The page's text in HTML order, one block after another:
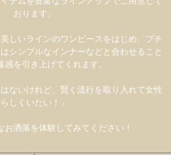
おります。
しいラインのワンピースをはじめ、プチ
シンプルなインナーなどと合わせること
感を引き上げてくれます。
ないけれど、賢く流行を取り入れて女性
らしくいたい！」
お洒落を体験してみてください！